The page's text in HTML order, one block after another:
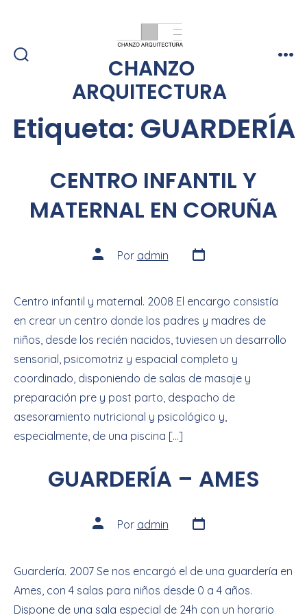
CHANZO
ARQUITECTURA
Etiqueta: GUARDERÍA
CENTRO INFANTIL Y
MATERNAL EN CORUÑA
Por admin
Centro infantil y maternal. 2008 El encargo consistía
en crear un centro donde los padres y madres de
niños, desde los recién nacidos, tuviesen un desarrollo
sensorial, psicomotriz y espacial completo y
coordinado, disponiendo de salas de masaje y
preparación pre y post parto, despacho de
asesoramiento nutricional y psicológico y,
especialmente, de una piscina […]
GUARDERÍA – AMES
Por admin
Guardería. 2007 Se nos encargó el de una guardería en
Ames, con 4 salas para niños desde 0 a 4 años.
Dispone de una sala especial de 24h con un horario